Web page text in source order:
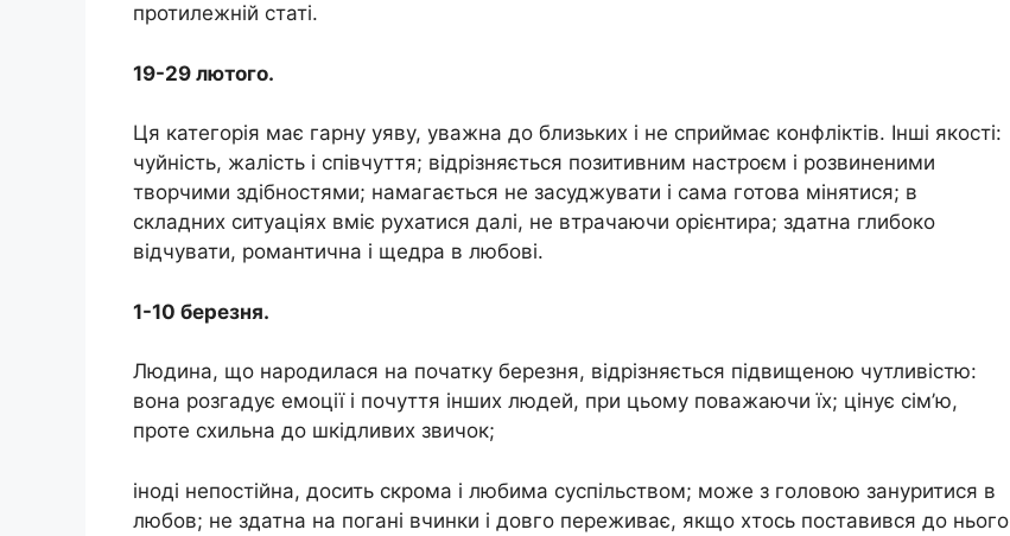
протилежній статі.
19-29 лютого.
Ця категорія має гарну уяву, уважна до близьких і не сприймає конфліктів. Інші якості:
чуйність, жалість і співчуття; відрізняється позитивним настроєм і розвиненими
творчими здібностями; намагається не засуджувати і сама готова мінятися; в
складних ситуаціях вміє рухатися далі, не втрачаючи орієнтира; здатна глибоко
відчувати, романтична і щедра в любові.
1-10 березня.
Людина, що народилася на початку березня, відрізняється підвищеною чутливістю:
вона розгадує емоції і почуття інших людей, при цьому поважаючи їх; цінує сім’ю,
проте схильна до шкідливих звичок;
іноді непостійна, досить скрома і любима суспільством; може з головою зануритися в
любов; не здатна на погані вчинки і довго переживає, якщо хтось поставився до нього